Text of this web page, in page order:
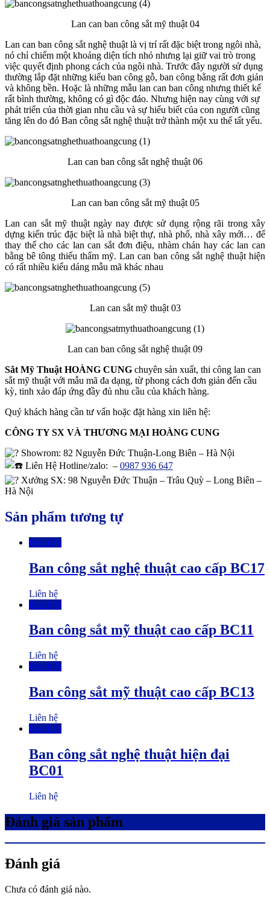
Lan can ban công sắt mỹ thuật 04
Lan can ban công sắt nghệ thuật là vị trí rất đặc biệt trong ngôi nhà,
nó chỉ chiếm một khoảng diện tích nhỏ nhưng lại giữ vai trò trong
việc quyết định phong cách của ngôi nhà. Trước đây người sử dụng
thường lắp đặt những kiểu ban công gỗ, ban công bằng rất đơn giản
và không bền. Hoặc là những mẫu lan can ban công nhưng thiết kế
rất bình thường, không có gì độc đáo. Nhưng hiện nay cùng với sự
phát triển của thời gian nhu cầu và sự hiểu biết của con người cũng
tăng lên do đó Ban công sắt nghệ thuật trở thành một xu thế tất yếu.
Lan can ban công sắt nghệ thuật 06
Lan can ban công sắt mỹ thuật 05
Lan can sắt mỹ thuật ngày nay được sử dụng rộng rãi trong xây
dựng kiến trúc đặc biệt là nhà biệt thự, nhà phố, nhà xây mới… để
thay thế cho các lan can sắt đơn điệu, nhàm chán hay các lan can
bằng bê tông thiếu thẩm mỹ. Lan can ban công sắt nghệ thuật hiện
có rất nhiều kiểu dáng mẫu mã khác nhau
Lan can sắt mỹ thuật 03
Lan can ban công sắt nghệ thuật 09
Sắt Mỹ Thuật HOÀNG CUNG chuyên sản xuất, thi công lan can
sắt mỹ thuật với mẫu mã đa dạng, từ phong cách đơn giản đến cầu
kỳ, tinh xảo đáp ứng đầy đủ nhu cầu của khách hàng.
Quý khách hàng cần tư vấn hoặc đặt hàng xin liên hệ:
CÔNG TY SX VÀ THƯƠNG MẠI HOÀNG CUNG
Showrom: 82 Nguyễn Đức Thuận-Long Biên – Hà Nội
Liên Hệ Hotline/zalo: – 0987 936 647
Xưởng SX: 98 Nguyễn Đức Thuận – Trâu Quỳ – Long Biên –
Hà Nội
Sản phẩm tương tự
Đọc tiếp
Ban công sắt nghệ thuật cao cấp BC17
Liên hệ
Đọc tiếp
Ban công sắt mỹ thuật cao cấp BC11
Liên hệ
Đọc tiếp
Ban công sắt mỹ thuật cao cấp BC13
Liên hệ
Đọc tiếp
Ban công sắt nghệ thuật hiện đại
BC01
Liên hệ
Đánh giá sản phẩm
Đánh giá
Chưa có đánh giá nào.